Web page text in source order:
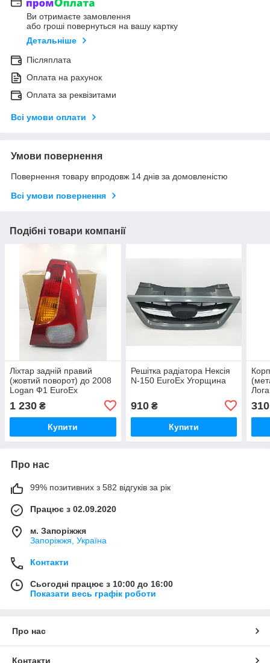
Ви отримаєте замовлення
або гроші повернуться на вашу картку
Детальніше
Післяплата
Оплата на рахунок
Оплата за реквізитами
Всі умови оплати
Умови повернення
Повернення товару впродовж 14 днів за домовленістю
Всі умови повернення
Подібні товари компанії
Ліхтар задній правий
(жовтий поворот) до 2008
Logan Ф1 EuroEx
1 230 ₴
Купити
Решітка радіатора Нексія
N-150 EuroEx Угорщина
910₴
Купити
310
Про нас
99% позитивних з 582 відгуків за рік
Працює з 02.09.2020
м. Запоріжжя
Запоріжжя, Україна
Контакти
Сьогодні працює з 10:00 до 16:00
Показати весь графік роботи
Про нас
Контакти